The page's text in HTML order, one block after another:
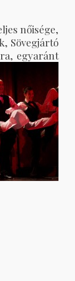
nőisége,
Sövegjártó
egyaránt